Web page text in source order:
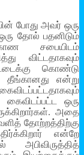
போது அவர் ஒரு
தோல் பதனிடும்
சபையிடம்
விட்டதாகவும்
கொண்டு
தீங்கானது என்று
கைவிடப்பட்ட ஒரு
அதை
தோற்றத்திற்கு
என்றே
அபிவிருத்தித்